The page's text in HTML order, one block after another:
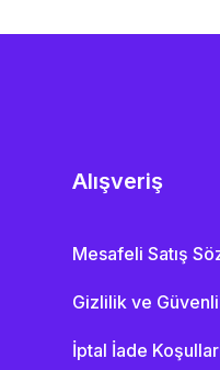
Alışveriş
Mesafeli Satış
Gizlilik ve
İptal İade